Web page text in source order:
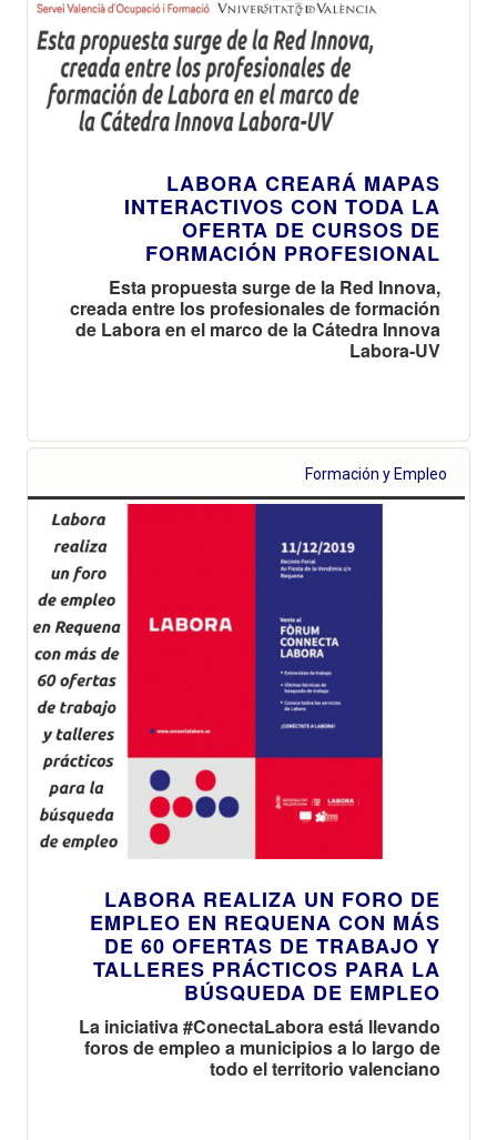
LABORA CREARÁ MAPAS
INTERACTIVOS CON TODA LA
OFERTA DE CURSOS DE
FORMACIÓN PROFESIONAL
Esta propuesta surge de la Red Innova,
creada entre los profesionales de formación
de Labora en el marco de la Cátedra Innova
Labora-UV
Formación y Empleo
LABORA REALIZA UN FORO DE
EMPLEO EN REQUENA CON MÁS
DE 60 OFERTAS DE TRABAJO Y
TALLERES PRÁCTICOS PARA LA
BÚSQUEDA DE EMPLEO
La iniciativa #ConectaLabora está llevando
foros de empleo a municipios a lo largo de
todo el territorio valenciano